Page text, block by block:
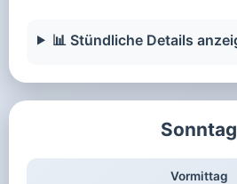
📊 Stündliche Details
Sonntag
Vormittag